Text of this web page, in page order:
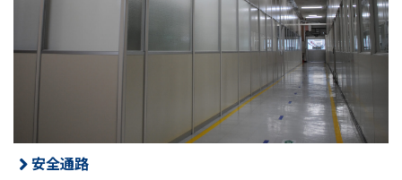
安全通路